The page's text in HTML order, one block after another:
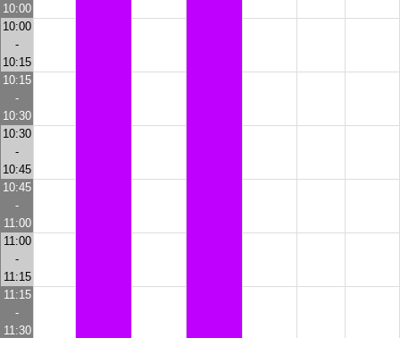
10:00
10:00
-
10:15
10:15
-
10:30
10:30
-
10:45
10:45
-
11:00
11:00
-
11:15
11:15
-
11:30